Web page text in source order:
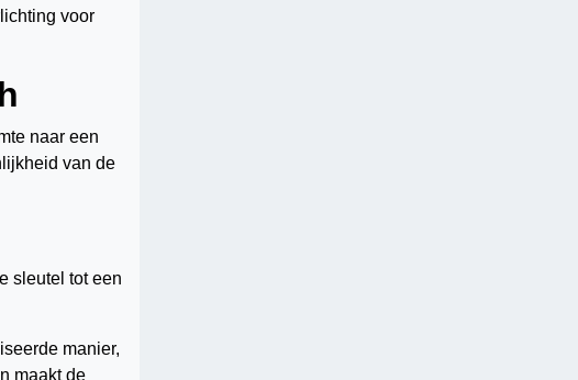
voor
naar een
van de
sleutel tot een
manier,
maakt de